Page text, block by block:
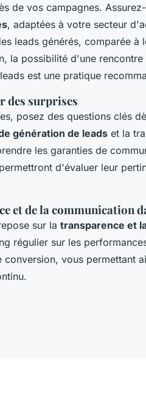
de vos campagnes.
, adaptées à votre secteur
leads générés, comparée à
la possibilité d'une
est une pratique
des surprises
posez des questions clés
génération de leads et la
les garanties de
d'évaluer leur
et de la communication
sur la transparence et
régulier sur les
vous permettant